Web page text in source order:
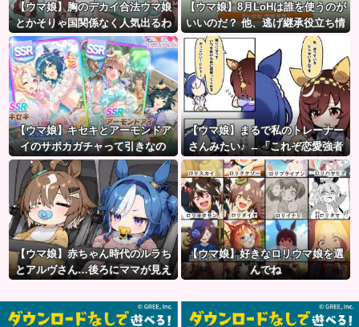
【ウマ娘】胸のデカイ合法ウマ娘
とかそりゃ国関係なく人気出るわ
な
【ウマ娘】8月LoHは誰を使うのが
いいのだ？ 他、逃げ継承役立ち情
報など
【ウマ娘】キセキとアーモンドア
イのサポカガチャって引きなの
だ？
【ウマ娘】まるで私のトレーナー
さんみたい♪ ←「これぞ恋愛強者
スペ一族…」
【ウマ娘】赤ちゃん時代のルラち
とアルヴさん…後ろにママが見え
【ウマ娘】好きなロリウマ娘を選
んでね